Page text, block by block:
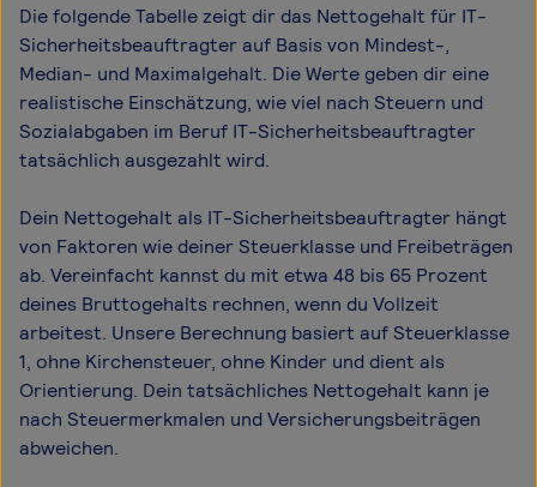
Die folgende Tabelle zeigt dir das Netto­gehalt für IT-
Sicherheitsbeauftragter auf Basis von Mindest-,
Median- und Maximal­gehalt. Die Werte geben dir eine
realistische Einschätzung, wie viel nach Steuern und
Sozialabgaben im Beruf IT-Sicherheitsbeauftragter
tatsächlich ausgezahlt wird.
Dein Nettogehalt als IT-Sicherheitsbeauftragter hängt
von Faktoren wie deiner Steuerklasse und Freibeträgen
ab. Vereinfacht kannst du mit etwa 48 bis 65 Prozent
deines Bruttogehalts rechnen, wenn du Vollzeit
arbeitest. Unsere Berechnung basiert auf Steuerklasse
1, ohne Kirchensteuer, ohne Kinder und dient als
Orientierung. Dein tatsächliches Nettogehalt kann je
nach Steuermerkmalen und Versicherungsbeiträgen
abweichen.